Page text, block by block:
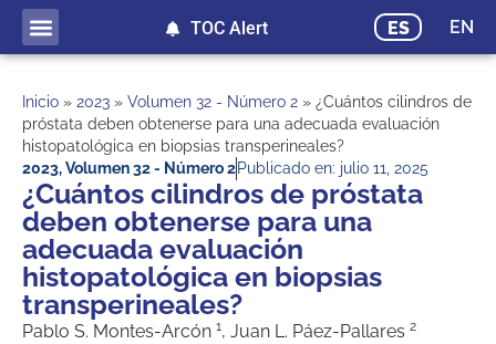
ES EN
TOC Alert
Inicio » 2023 » Volumen 32 - Número 2 » ¿Cuántos cilindros de
próstata deben obtenerse para una adecuada evaluación
histopatológica en biopsias transperineales?
2023,Volumen 32 - Número 2Publicado en: julio 11, 2025
¿Cuántos cilindros de próstata
deben obtenerse para una
adecuada evaluación
histopatológica en biopsias
transperineales?
Pablo S. Montes-Arcón 1, Juan L. Páez-Pallares 2